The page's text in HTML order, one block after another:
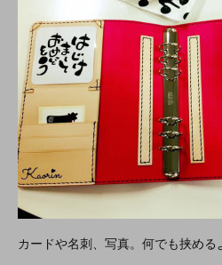
カードや名刺、写真。何でも挟める